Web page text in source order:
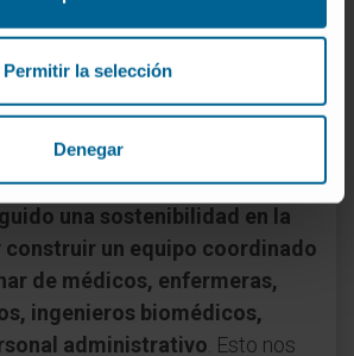
Permitir la selección
Denegar
continuado de su
En este tiempo, se han
con pacientes de
de tumores.
una sostenibilidad en la
un equipo coordinado
de médicos, enfermeras,
ingenieros biomédicos,
administrativo . Esto nos